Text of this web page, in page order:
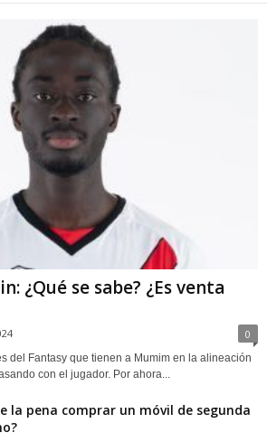
¿Qué se sabe? ¿Es venta
0
del Fantasy que tienen a Mumim en la alineación
con el jugador. Por ahora...
la pena comprar un móvil de segunda